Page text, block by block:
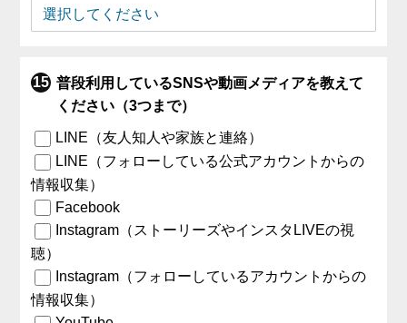
普段利用しているSNSや動画メディアを教えて
ください（3つまで）
LINE（友人知人や家族と連絡）
LINE（フォローしている公式アカウントからの
情報収集）
Facebook
Instagram（ストーリーズやインスタLIVEの視
聴）
Instagram（フォローしているアカウントからの
情報収集）